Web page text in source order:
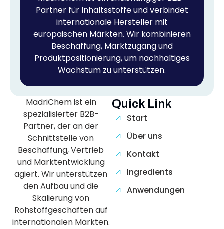
Partner für Inhaltsstoffe und verbindet
internationale Hersteller mit
europäischen Märkten. Wir kombinieren
Beschaffung, Marktzugang und
Produktpositionierung, um nachhaltiges
Wachstum zu unterstützen.
MadriChem ist ein
spezialisierter B2B-
Partner, der an der
Schnittstelle von
Beschaffung, Vertrieb
und Marktentwicklung
agiert. Wir unterstützen
den Aufbau und die
Skalierung von
Rohstoffgeschäften auf
internationalen Märkten.
Quick Link
Start
Über uns
Kontakt
Ingredients
Anwendungen